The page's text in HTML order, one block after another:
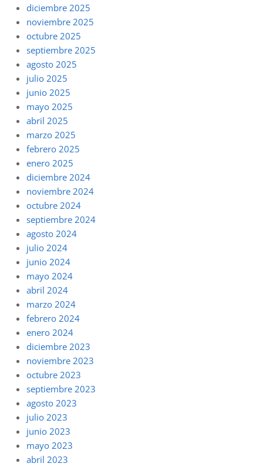
diciembre 2025
noviembre 2025
octubre 2025
septiembre 2025
agosto 2025
julio 2025
junio 2025
mayo 2025
abril 2025
marzo 2025
febrero 2025
enero 2025
diciembre 2024
noviembre 2024
octubre 2024
septiembre 2024
agosto 2024
julio 2024
junio 2024
mayo 2024
abril 2024
marzo 2024
febrero 2024
enero 2024
diciembre 2023
noviembre 2023
octubre 2023
septiembre 2023
agosto 2023
julio 2023
junio 2023
mayo 2023
abril 2023